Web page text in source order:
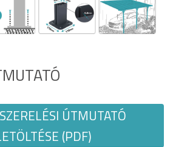
ÚTMUTATÓ
(PDF)